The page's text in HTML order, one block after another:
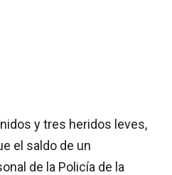
y tres heridos leves,
el saldo de un
de la Policía de la